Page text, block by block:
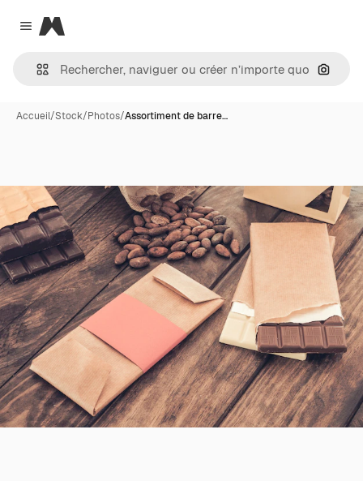
Close menu
Magnific
Accueil/Stock/Photos/Assortiment de barre…